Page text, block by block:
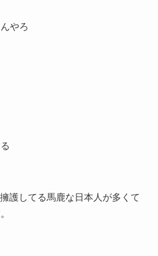
やろ
護してる馬鹿な日本人が多くて